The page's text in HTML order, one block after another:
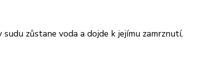
zůstane voda a dojde k jejímu zamrznutí,